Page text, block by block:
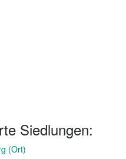
Siedlungen:
(Ort)